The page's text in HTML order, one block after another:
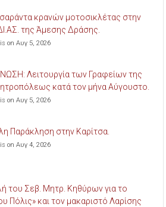
κρανών μοτοσικλέτας στην
της Άμεσης Δράσης.
on Αυγ 5, 2026
Λειτουργία των Γραφείων της
κατά τον μήνα Αύγουστο.
on Αυγ 5, 2026
Παράκληση στην Καρίτσα.
on Αυγ 4, 2026
του Σεβ. Μητρ. Κηθύρων για το
Πόλις» και τον μακαριστό Λαρίσης